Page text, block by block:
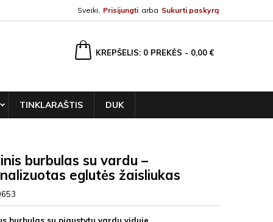
Sveiki, Prisijungti arba Sukurti paskyrą
KREPŠELIS 0 PREKĖS - 0,00 €
TINKLARAŠTIS DUK
burbulas su vardu –
eglutės žaisliukas